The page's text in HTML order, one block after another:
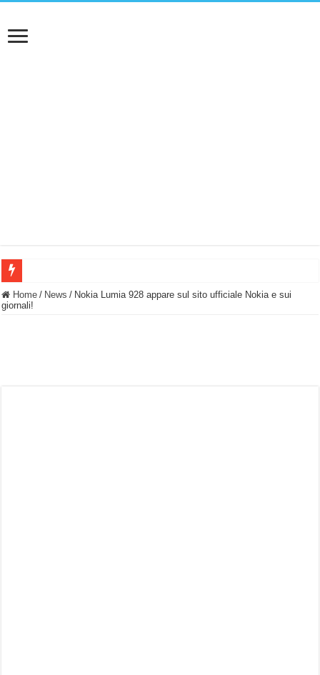
BASTA FATICARE! Questo robot tagliaerba lo appoggi e fa tutto lui! (Senza
Home / News / Nokia Lumia 928 appare sul sito ufficiale Nokia e sui
giornali!